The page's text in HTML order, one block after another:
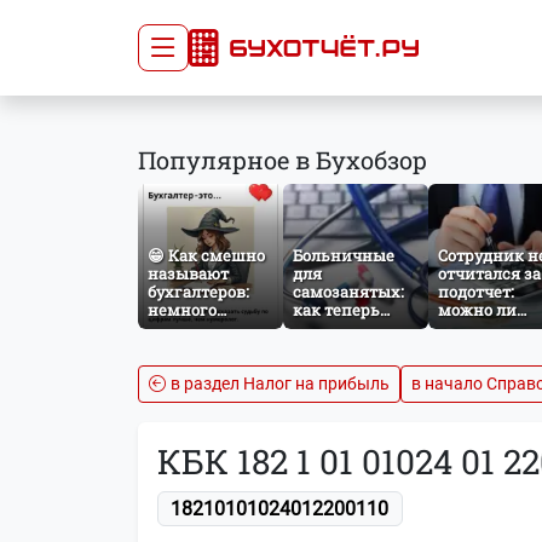
Главная
Сдать отчёт
Тарифы
Оплата
Популярное в Бухобзор
😁 Как смешно
называют
бухгалтеров:
немного
профессионального
Больничные
для
самозанятых:
как теперь
работает
социальное
страхование по
НПД
Сотрудник
отчитался за
подотчет:
можно ли
удержать
зарплаты?
в раздел Налог на прибыль
в начало
КБК 182 1 01 01024 01
18210101024012200110